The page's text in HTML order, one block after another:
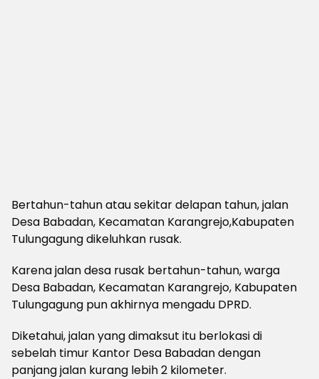
Bertahun-tahun atau sekitar delapan tahun, jalan
Desa Babadan, Kecamatan Karangrejo,Kabupaten
Tulungagung dikeluhkan rusak.
Karena jalan desa rusak bertahun-tahun, warga
Desa Babadan, Kecamatan Karangrejo, Kabupaten
Tulungagung pun akhirnya mengadu DPRD.
Diketahui, jalan yang dimaksut itu berlokasi di
sebelah timur Kantor Desa Babadan dengan
panjang jalan kurang lebih 2 kilometer.